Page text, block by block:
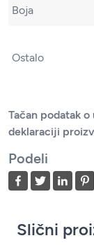
Boja
Ostalo
Tačan podatak
deklaraciji
Podeli
Slični